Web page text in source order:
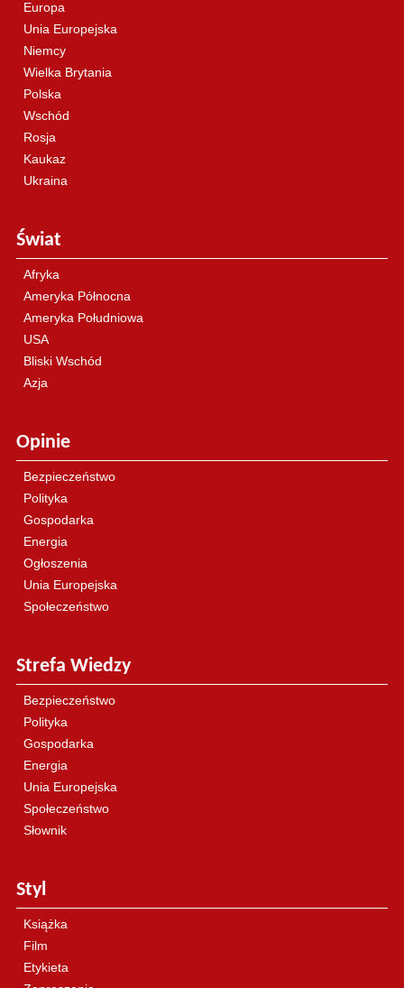
Europa
Unia Europejska
Niemcy
Wielka Brytania
Polska
Wschód
Rosja
Kaukaz
Ukraina
Świat
Afryka
Ameryka Północna
Ameryka Południowa
USA
Bliski Wschód
Azja
Opinie
Bezpieczeństwo
Polityka
Gospodarka
Energia
Ogłoszenia
Unia Europejska
Społeczeństwo
Strefa Wiedzy
Bezpieczeństwo
Polityka
Gospodarka
Energia
Unia Europejska
Społeczeństwo
Słownik
Styl
Książka
Film
Etykieta